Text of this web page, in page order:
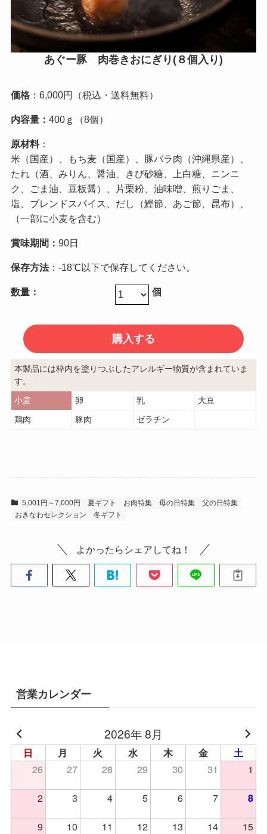
あぐー豚 肉巻きおにぎり(８個入り)
価格：6,000円（税込・送料無料）
内容量： 400ｇ（8個）
原材料：
米（国産）、もち麦（国産）、豚バラ肉（沖縄県産）、
たれ（酒、みりん、醤油、きび砂糖、上白糖、ニンニ
ク、ごま油、豆板醤）、片栗粉、油味噌、煎りごま、
塩、ブレンドスパイス、だし（鰹節、あご節、昆布）、
（一部に小麦を含む）
賞味期間： 90日
保存方法：-18℃以下で保存してください。
数量： 個
本製品には枠内を塗りつぶしたアレルギー物質が含まれていま
す。
小麦
卵 乳
大豆
鶏肉
豚肉 ゼラチン
5,001円～7,000円 夏ギフト お肉特集 母の日特集
父の日特集
おきなわセレクション
冬ギフト
よかったらシェアしてね！
営業カレンダー
2026年 8月
日 月 火 水 木 金 土
26 27 28 29 30 31
1
2
3 4 5 6 7 8
9 10 11 12 13 14
15